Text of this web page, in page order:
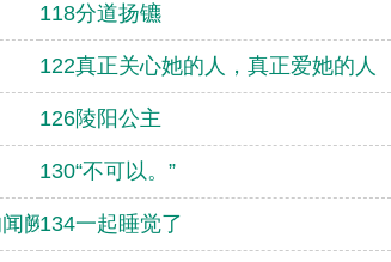
118分道扬镳
122真正关心她的人，真正爱她的人
126陵阳公主
130“不可以。”
阙134一起睡觉了